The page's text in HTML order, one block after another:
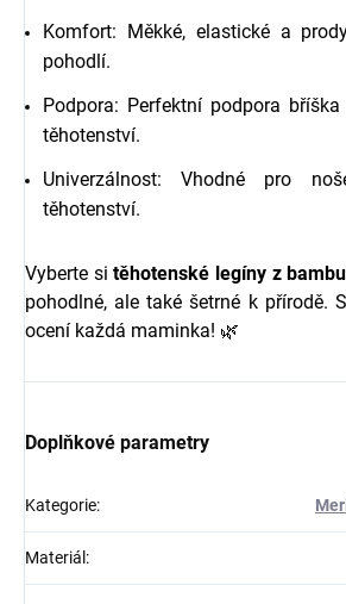
Komfort: Měkké, elastické a
pohodlí.
Podpora: Perfektní podpora
těhotenství.
Univerzálnost: Vhodné pro
těhotenství.
Vyberte sitěhotenské legíny z
pohodlné, ale také šetrné k přírodě.
ocení každá maminka! 🌿
Doplňkové parametry
Kategorie:
Materiál :